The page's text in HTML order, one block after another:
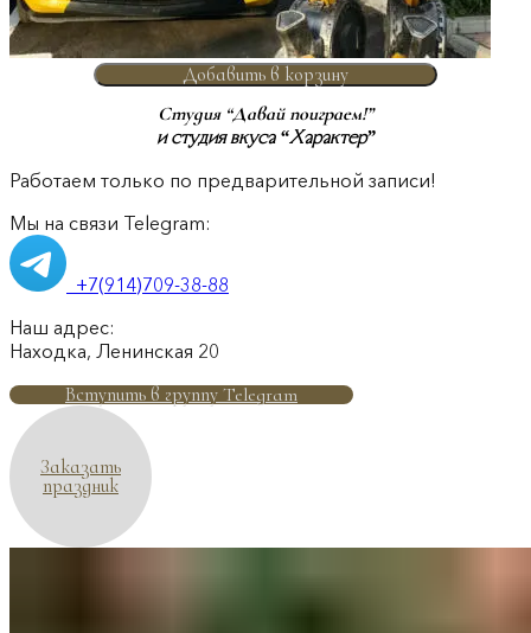
Добавить в корзину
Студия “Давай поиграем!”
и студия вкуса “Характер”
Работаем только по предварительной записи!
Мы на связи Telegram:
+7(914)709-38-88
Наш адрес:
Находка, Ленинская 20
Вступить в группу Telegram
Заказать
праздник